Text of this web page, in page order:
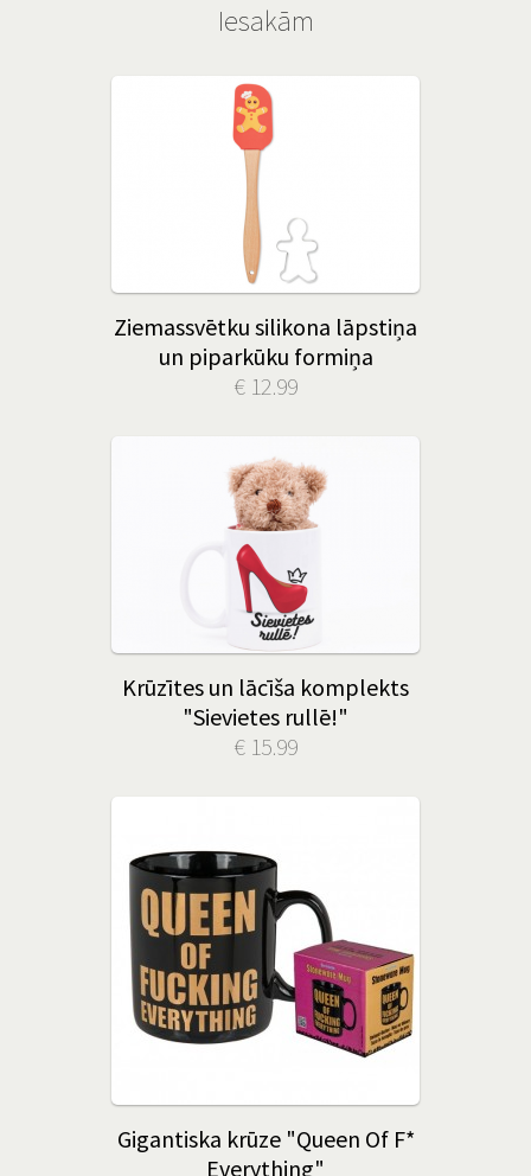
Iesakām
Ziemassvētku silikona lāpstiņa
un piparkūku formiņa
€ 12.99
Krūzītes un lācīša komplekts
"Sievietes rullē!"
€ 15.99
Gigantiska krūze "Queen Of F*
Everything"